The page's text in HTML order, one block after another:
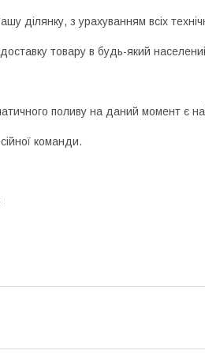
ділянку, з урахуванням всіх
товару в будь-який
поливу на даний момент є
команди.